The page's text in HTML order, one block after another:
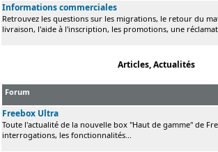
Informations commerciales
Retrouvez les questions sur les migrations, le retour du
livraison, l'aide à l'inscription, les promotions, une
Articles, Actualités
Forum
Freebox Ultra
Toute l'actualité de la nouvelle box "Haut de gamme" de
interrogations, les fonctionnalités...